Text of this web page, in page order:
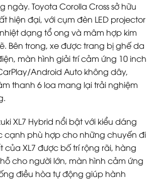
ngày. Toyota Corolla Cross sở hữu
hiện đại, với cụm đèn LED projector
dạng tổ ong và mâm hợp kim
Bên trong, xe được trang bị ghế da
màn hình giải trí cảm ứng 10 inch
Android Auto không dây,
thanh 6 loa mang lại trải nghiệm
XL7 Hybrid nổi bật với kiểu dáng
cạnh phù hợp cho những chuyến đi
của XL7 được bố trí rộng rãi, hàng
cho người lớn, màn hình cảm ứng
điều hòa tự động giúp hành